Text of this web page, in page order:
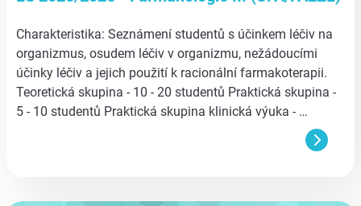
Charakteristika: Seznámení studentů s účinkem léčiv na
organizmus, osudem léčiv v organizmu, nežádoucími
účinky léčiv a jejich použití k racionální farmakoterapii.
Teoretická skupina - 10 - 20 studentů Praktická skupina -
5 - 10 studentů Praktická skupina klinická výuka - …